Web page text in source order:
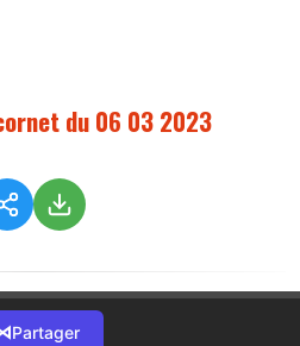
du 06 03 2023
Partager